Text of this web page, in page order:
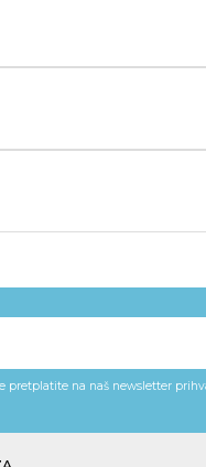
pretplatite na naš newsletter